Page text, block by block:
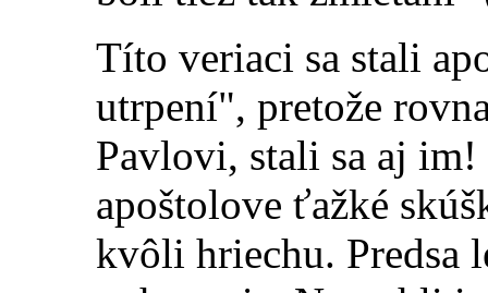
Títo veriaci sa stali
utrpení", pretože
Pavlovi, stali sa aj
apoštolove ťažké
kvôli hriechu. Predsa